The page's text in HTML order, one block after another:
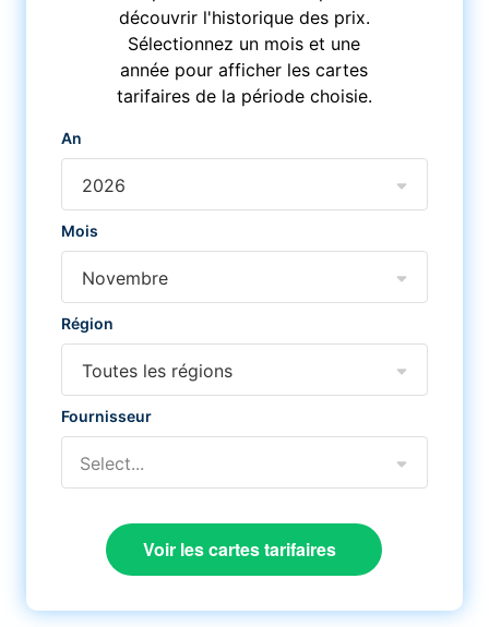
découvrir l'historique des prix.
Sélectionnez un mois et une
année pour afficher les cartes
tarifaires de la période choisie.
An
2026
Mois
Novembre
Région
Toutes les régions
Fournisseur
Select...
Voir les cartes tarifaires